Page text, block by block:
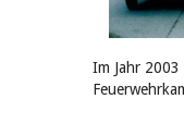
Im Jahr 2003